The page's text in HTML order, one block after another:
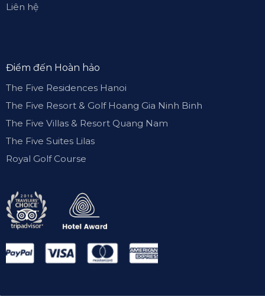
Liên hệ
Điểm đến Hoàn hảo
The Five Residences Hanoi
The Five Resort & Golf Hoang Gia Ninh Binh
The Five Villas & Resort Quang Nam
The Five Suites Lilas
Royal Golf Course